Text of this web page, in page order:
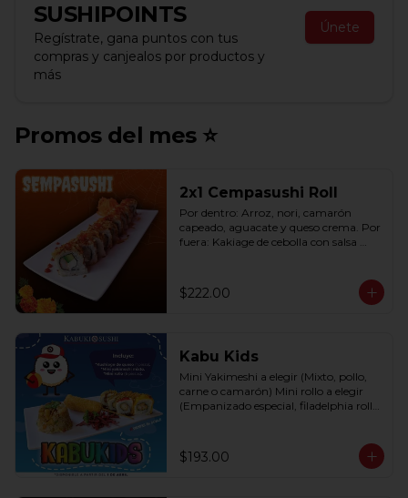
SUSHIPOINTS
Regístrate, gana puntos con tus
compras y canjealos por productos y
más
Únete
Promos del mes ⭐
2x1 Cempasushi Roll
Por dentro: Arroz, nori, camarón
capeado, aguacate y queso crema. Por
fuera: Kakiage de cebolla con salsa
$222.00
Kabu Kids
Mini Yakimeshi a elegir (Mixto, pollo,
carne o camarón) Mini rollo a elegir
(Empanizado especial, filadelphia roll,
$193.00